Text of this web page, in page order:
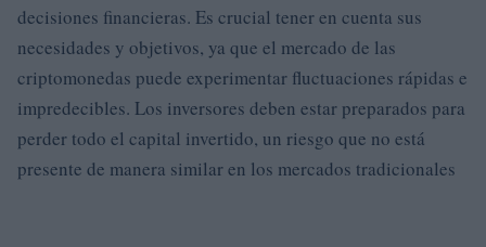
decisiones financieras. Es crucial tener en cuenta sus
necesidades y objetivos, ya que el mercado de las
criptomonedas puede experimentar fluctuaciones rápidas e
impredecibles. Los inversores deben estar preparados para
perder todo el capital invertido, un riesgo que no está
presente de manera similar en los mercados tradicionales